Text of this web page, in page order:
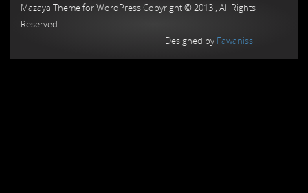
Mazaya Theme for WordPress Copyright © 2013 , All Rights
Reserved
Designed by Fawaniss